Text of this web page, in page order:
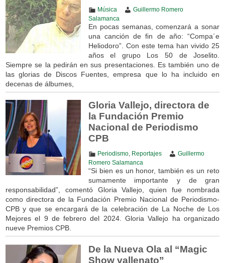
Música
Guillermo Romero
Salamanca
En pocas semanas, comenzará a sonar
una canción de fin de año: “Compa´e
Heliodoro”. Con este tema han vivido 25
años el grupo Los 50 de Joselito.
Siempre se la pedirán en sus presentaciones. Es también uno de
las glorias de Discos Fuentes, empresa que lo ha incluido en
decenas de álbumes,
Gloria Vallejo, directora de
la Fundación Premio
Nacional de Periodismo
CPB
Periodismo, Reportajes
Guillermo
Romero Salamanca
“Si bien es un honor, también es un reto
sumamente importante y de gran
responsabilidad”, comentó Gloria Vallejo, quien fue nombrada
como directora de la Fundación Premio Nacional de Periodismo-
CPB y que se encargará de la celebración de La Noche de Los
Mejores el 9 de febrero del 2024. Gloria Vallejo ha organizado
nueve Premios CPB.
De la Nueva Ola al “Magic
Show vallenato”